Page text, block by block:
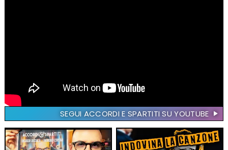
SEGUI ACCORDI E SPARTITI SU YOUTUBE